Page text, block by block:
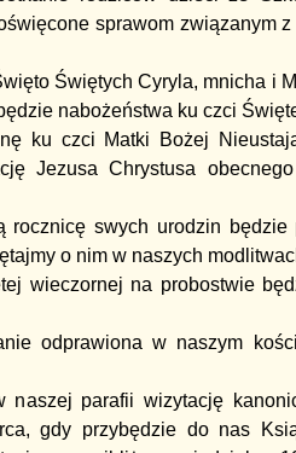
sprawom związanym
Świętych Cyryla, mnicha i
nabożeństwa ku czci
ku czci Matki Bożej
Jezusa Chrystusa
swych urodzin będzie
o nim w naszych
wieczornej na probostwie
odprawiona w naszym
naszej parafii wizytację
gdy przybędzie do nas